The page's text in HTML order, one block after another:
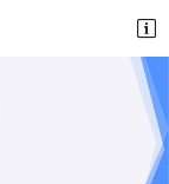
